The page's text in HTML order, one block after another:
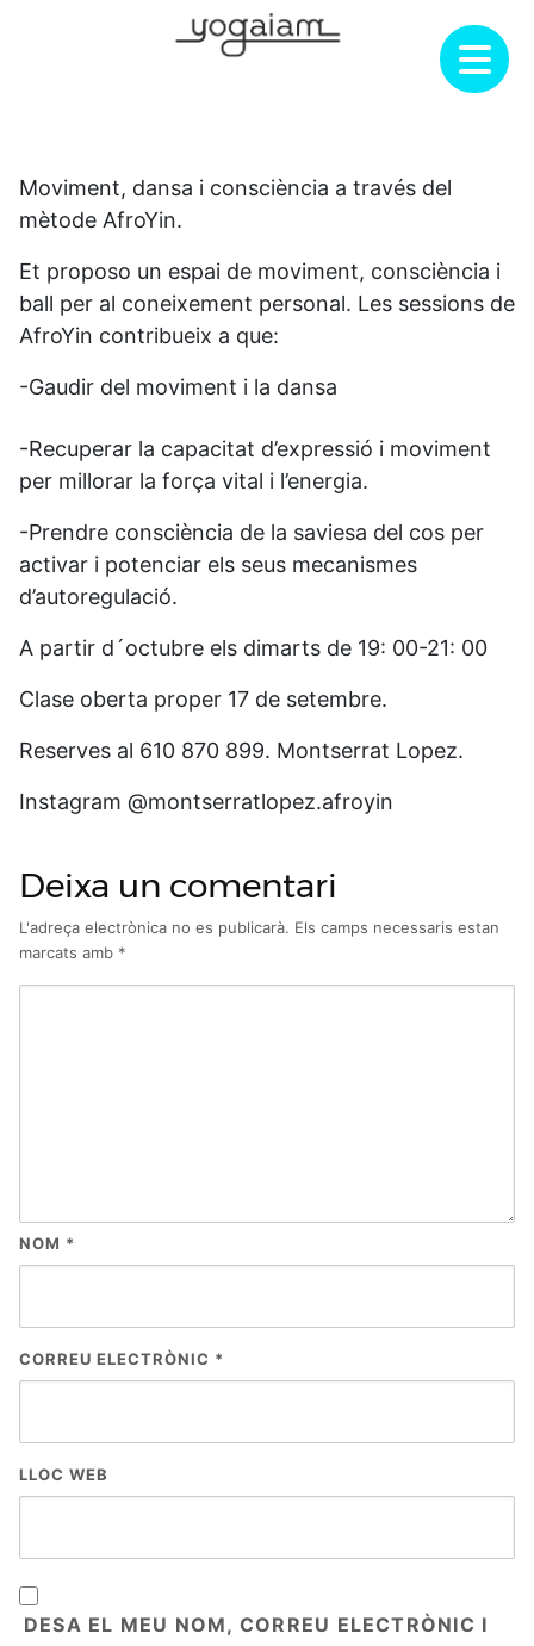
Moviment, dansa i consciència a través del
mètode AfroYin.
Et proposo un espai de moviment, consciència i
ball per al coneixement personal. Les sessions de
AfroYin contribueix a que:
-Gaudir del moviment i la dansa
-Recuperar la capacitat d’expressió i moviment
per millorar la força vital i l’energia.
-Prendre consciència de la saviesa del cos per
activar i potenciar els seus mecanismes
d’autoregulació.
A partir d´octubre els dimarts de 19: 00-21: 00
Clase oberta proper 17 de setembre.
Reserves al 610 870 899. Montserrat Lopez.
Instagram @montserratlopez.afroyin
Deixa un comentari
L'adreça electrònica no es publicarà. Els camps necessaris estan
marcats amb *
NOM *
CORREU ELECTRÒNIC *
LLOC WEB
DESA EL MEU NOM, CORREU ELECTRÒNIC I